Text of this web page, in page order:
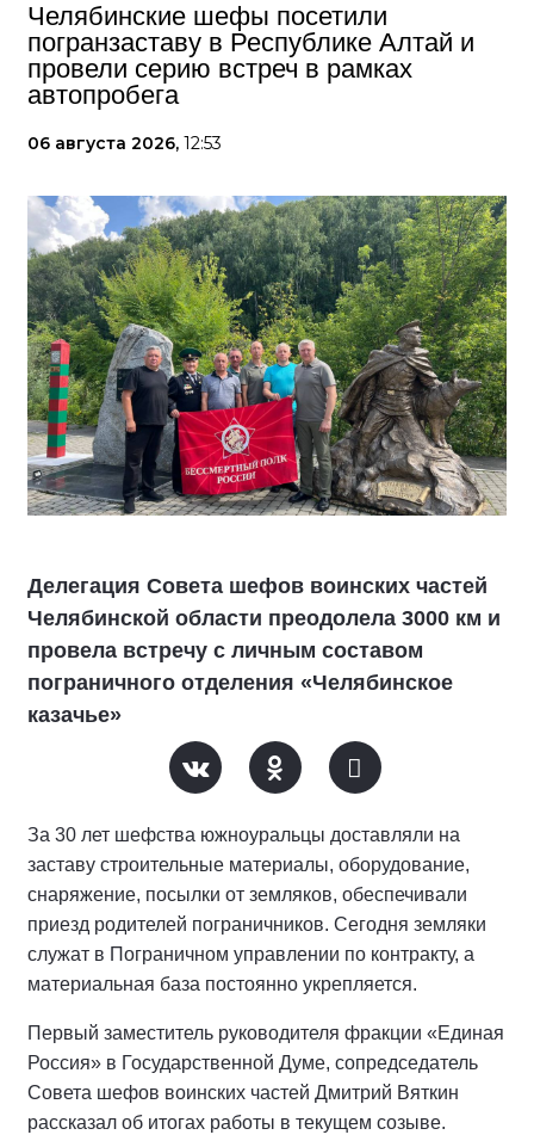
Челябинские шефы посетили
погранзаставу в Республике Алтай и
провели серию встреч в рамках
автопробега
06 августа 2026, 12:53
Делегация Совета шефов воинских частей
Челябинской области преодолела 3000 км и
провела встречу с личным составом
пограничного отделения «Челябинское
казачье»
За 30 лет шефства южноуральцы доставляли на
заставу строительные материалы, оборудование,
снаряжение, посылки от земляков, обеспечивали
приезд родителей пограничников. Сегодня земляки
служат в Пограничном управлении по контракту, а
материальная база постоянно укрепляется.
Первый заместитель руководителя фракции «Единая
Россия» в Государственной Думе, сопредседатель
Совета шефов воинских частей Дмитрий Вяткин
рассказал об итогах работы в текущем созыве.